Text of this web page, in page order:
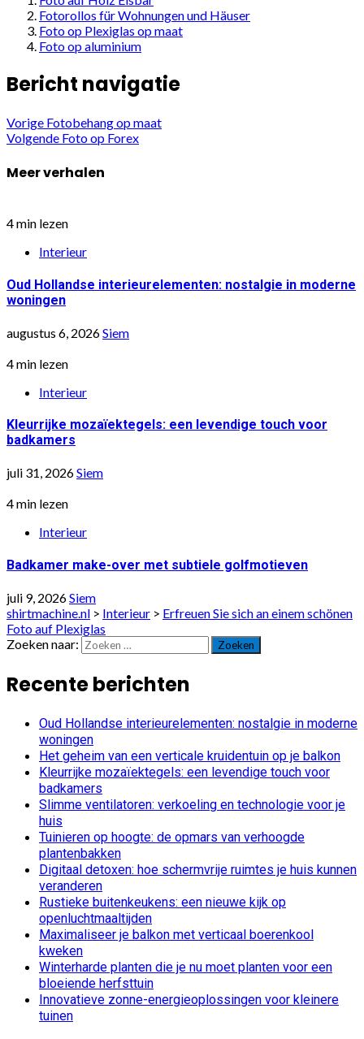
Fotorollos für Wohnungen und Häuser
Foto op Plexiglas op maat
Foto op aluminium
Bericht navigatie
Vorige Fotobehang op maat
Volgende Foto op Forex
Meer verhalen
4 min lezen
Interieur
Oud Hollandse interieurelementen: nostalgie in moderne
woningen
augustus 6, 2026Siem
4 min lezen
Interieur
Kleurrijke mozaïektegels: een levendige touch voor
badkamers
juli 31, 2026Siem
4 min lezen
Interieur
Badkamer make-over met subtiele golfmotieven
juli 9, 2026Siem
shirtmachine.nl > Interieur > Erfreuen Sie sich an einem schönen
Foto auf Plexiglas
Zoeken naar:
Recente berichten
Oud Hollandse interieurelementen: nostalgie in moderne
woningen
Het geheim van een verticale kruidentuin op je balkon
Kleurrijke mozaïektegels: een levendige touch voor
badkamers
Slimme ventilatoren: verkoeling en technologie voor je
huis
Tuinieren op hoogte: de opmars van verhoogde
plantenbakken
Digitaal detoxen: hoe schermvrije ruimtes je huis kunnen
veranderen
Rustieke buitenkeukens: een nieuwe kijk op
openluchtmaaltijden
Maximaliseer je balkon met verticaal boerenkool
kweken
Winterharde planten die je nu moet planten voor een
bloeiende herfsttuin
Innovatieve zonne-energieoplossingen voor kleinere
tuinen